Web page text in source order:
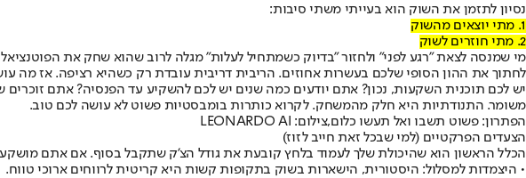
נסיון לתזמן את השוק הוא בעייתי משתי סיבות:
1. מתי יוצאים מהשוק
2. מתי חוזרים לשוק
מי שמנסה לצאת "רגע לפני" ולחזור "בדיוק כשמתחיל לעלות" מגלה לרוב שהוא שחק את
לחתוך את ההון הסופי שלכם בעשרות אחוזים. הריבית דריבית עובדת רק כשהיא רציפה. אז מה
משומר. התנודתיות היא חלק מהמשחק. לקרוא כותרות בומבסטיות פשוט לא עושה לכם טוב.
הפתרון: פשוט תשבו ואל תעשו כלום,צילום: LEONARDO AI
הצעדים הפרקטיים (למי שבכל זאת חייב לזוז)
הכלל הראשון הוא שהיכולת שלך לעמוד בלחץ קובעת את גודל הצ'ק שתקבל בסוף. אם אתם
• היצמדות למסלול: היסטורית, הישארות בשוק בתקופות קשות היא קריטית לרווחים ארוכי טווח.